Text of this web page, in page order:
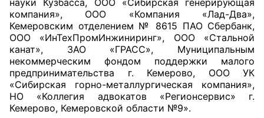
исполнительной власти
Общественные советы по проведению
независимой оценки качества условий
оказания услуг
О Палате
Структура Палаты
науки Кузбасса, ООО «Сибирская генерирующая
компания», ООО «Компания «Лад-Два»,
Кемеровским отделением № 8615 ПАО Сбербанк,
ООО «ИнТехПромИнжиниринг», ООО «Стальной
канат», ЗАО «ГРАСС», Муниципальным
некоммерческим фондом поддержки малого
предпринимательства г. Кемерово, ООО УК
«Сибирская горно-металлургическая компания»,
НО «Коллегия адвокатов «Регионсервис» г.
Кемерово, Кемеровской области №9».